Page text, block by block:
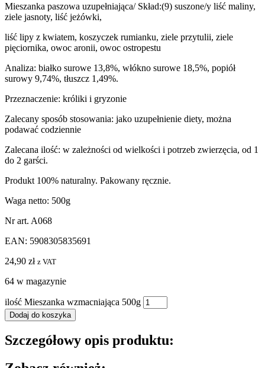
Mieszanka paszowa uzupełniająca/ Skład:(9) suszone/y liść maliny,
ziele jasnoty, liść jeżówki,
liść lipy z kwiatem, koszyczek rumianku, ziele przytulii, ziele
pięciornika, owoc aronii, owoc ostropestu
Analiza: białko surowe 13,8%, włókno surowe 18,5%, popiół
surowy 9,74%, tłuszcz 1,49%.
Przeznaczenie: króliki i gryzonie
Zalecany sposób stosowania: jako uzupełnienie diety, można
podawać codziennie
Zalecana ilość: w zależności od wielkości i potrzeb zwierzęcia, od 1
do 2 garści.
Produkt 100% naturalny. Pakowany ręcznie.
Waga netto: 500g
Nr art. A068
EAN: 5908305835691
24,90 zł z VAT
64 w magazynie
ilość Mieszanka wzmacniająca 500g
Dodaj do koszyka
Szczegółowy opis produktu: